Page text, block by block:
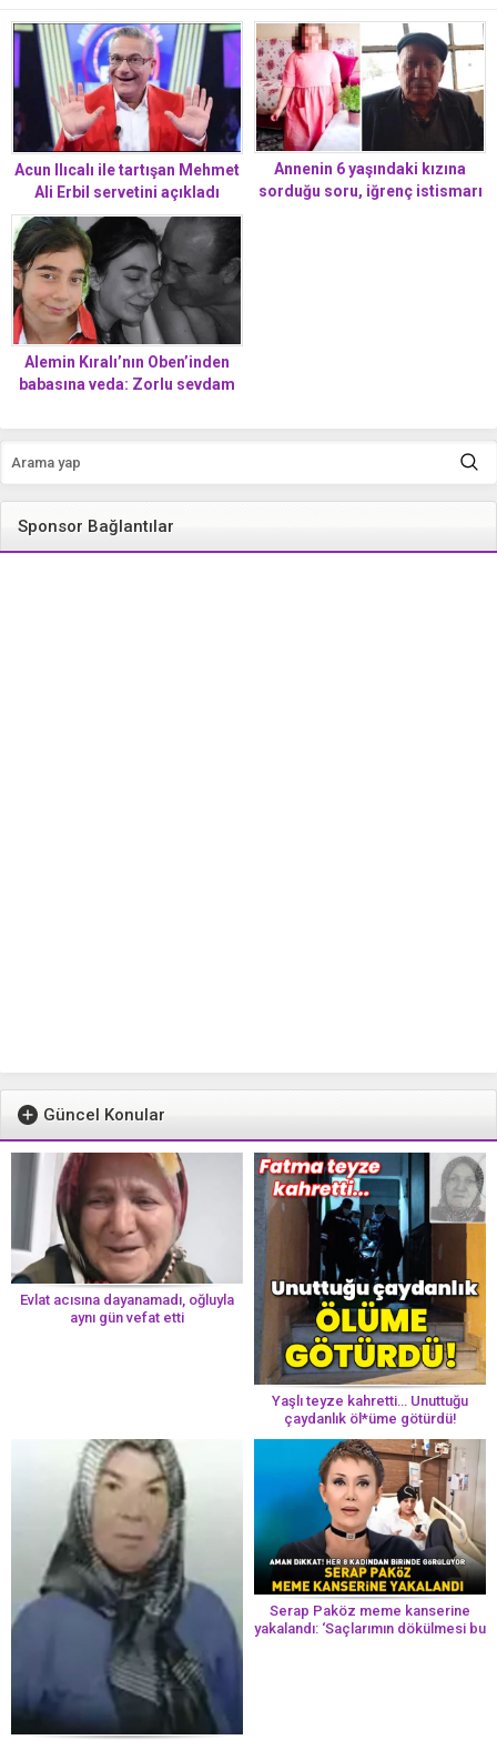
Acun Ilıcalı ile tartışan Mehmet
Ali Erbil servetini açıkladı
Annenin 6 yaşındaki kızına
sorduğu soru, iğrenç istismarı
Alemin Kıralı’nın Oben’inden
babasına veda: Zorlu sevdam
Sponsor Bağlantılar
Güncel Konular
Evlat acısına dayanamadı, oğluyla
aynı gün vefat etti
Yaşlı teyze kahretti… Unuttuğu
çaydanlık öl*üme götürdü!
Serap Paköz meme kanserine
yakalandı: ‘Saçlarımın dökülmesi bu